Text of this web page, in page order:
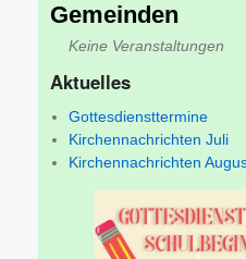
Gemeinden
Keine Veranstaltungen
Aktuelles
Gottesdiensttermine
Kirchennachrichten Juli
Kirchennachrichten